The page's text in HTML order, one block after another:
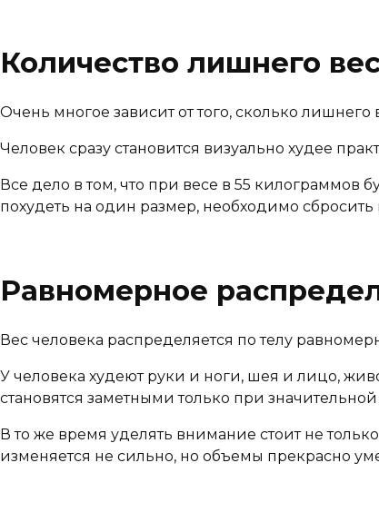
Количество лишнего
Очень многое зависит от того, сколько
Человек сразу становится визуально худее
Все дело в том, что при весе в 55 килограммов
похудеть на один размер, необходимо
Равномерное
Вес человека распределяется по телу
У человека худеют руки и ноги, шея и лицо,
становятся заметными только при значительной
В то же время уделять внимание стоит не
изменяется не сильно, но объемы прекрасно